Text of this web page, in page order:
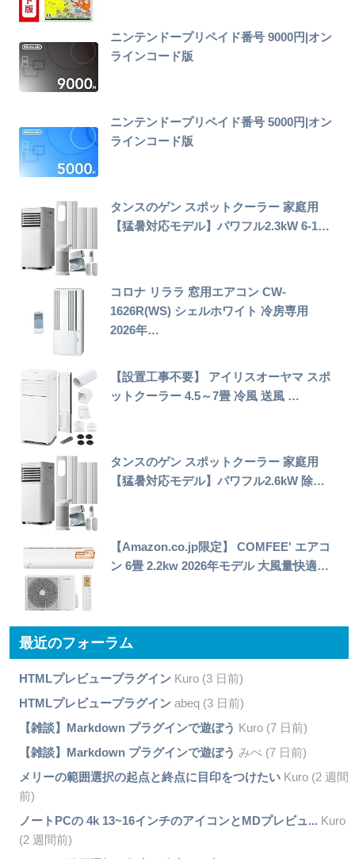
ニンテンドープリペイド番号 9000円|オン
ラインコード版
ニンテンドープリペイド番号 5000円|オン
ラインコード版
タンスのゲン スポットクーラー 家庭用
【猛暑対応モデル】パワフル2.3kW 6-1…
コロナ リララ 窓用エアコン CW-
1626R(WS) シェルホワイト 冷房専用
2026年…
【設置工事不要】 アイリスオーヤマ スポ
ットクーラー 4.5～7畳 冷風 送風 …
タンスのゲン スポットクーラー 家庭用
【猛暑対応モデル】パワフル2.6kW 除…
【Amazon.co.jp限定】 COMFEE' エアコ
ン 6畳 2.2kw 2026年モデル 大風量快適…
最近のフォーラム
HTMLプレビュープラグインKuro (3 日前)
HTMLプレビュープラグインabeq (3 日前)
【雑談】Markdown プラグインで遊ぼう Kuro (7 日前)
【雑談】Markdown プラグインで遊ぼう みぺ (7 日前)
メリーの範囲選択の起点と終点に目印をつけたいKuro (2 週間
前)
ノートPCの 4k 13~16インチのアイコンとMDプレビュ... Kuro
(2 週間前)